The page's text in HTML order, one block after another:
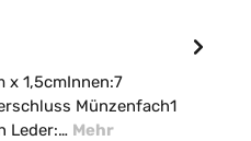
x 1,5cmInnen:7
Münzenfach1
Leder:… Mehr